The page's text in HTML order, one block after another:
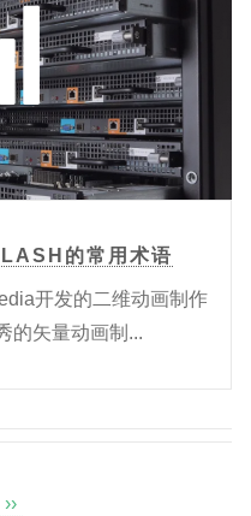
的常用术语
开发的二维动画制作
的矢量动画制...
››